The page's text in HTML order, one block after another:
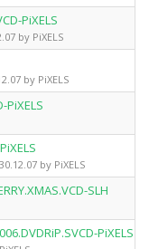
PiXELS
by PiXELS
by PiXELS
by PiXELS
SLH
PiXELS